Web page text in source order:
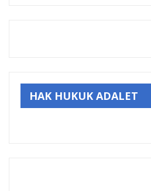
HAK HUKUK ADALET